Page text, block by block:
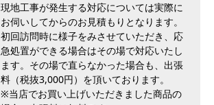
現地工事が発生する対応については実際に
お伺いしてからのお見積もりとなります。
初回訪問時に様子をみさせていただき、応
急処置ができる場合はその場で対応いたし
ます。その場で直らなかった場合も、出張
料（税抜3,000円）を頂いております。
※当店でお買い上げいただきました商品の